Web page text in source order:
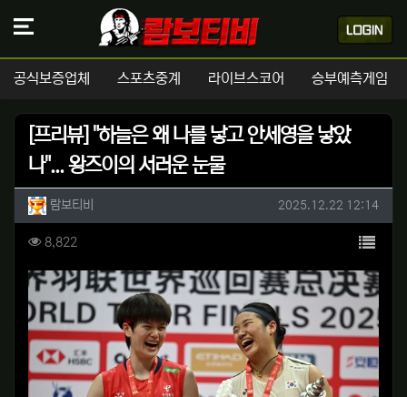
공식보증업체 스포츠중계 라이브스코어 승부예측게임
[프리뷰] "하늘은 왜 나를 낳고 안세영을 낳았
나"... 왕즈이의 서러운 눈물
작성자 정보
람보티비 작성일
2025.12.22 12:14
컨텐츠 정보
8,822 목록
본문